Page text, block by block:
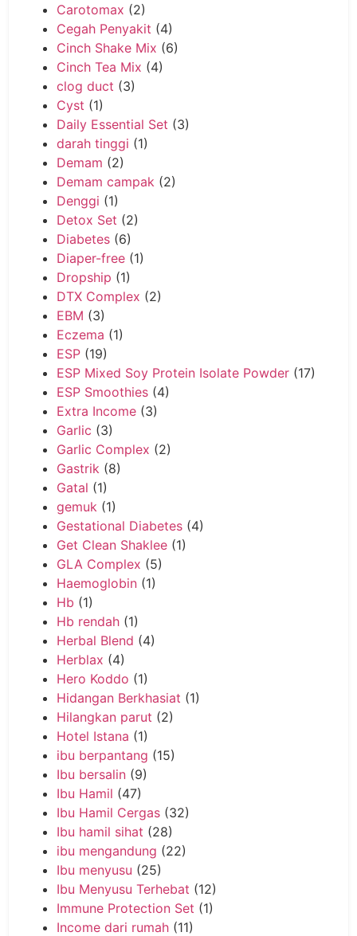
Carotomax (2)
Cegah Penyakit (4)
Cinch Shake Mix (6)
Cinch Tea Mix (4)
clog duct (3)
Cyst (1)
Daily Essential Set (3)
darah tinggi (1)
Demam (2)
Demam campak (2)
Denggi (1)
Detox Set (2)
Diabetes (6)
Diaper-free (1)
Dropship (1)
DTX Complex (2)
EBM (3)
Eczema (1)
ESP (19)
ESP Mixed Soy Protein Isolate Powder (17)
ESP Smoothies (4)
Extra Income (3)
Garlic (3)
Garlic Complex (2)
Gastrik (8)
Gatal (1)
gemuk (1)
Gestational Diabetes (4)
Get Clean Shaklee (1)
GLA Complex (5)
Haemoglobin (1)
Hb (1)
Hb rendah (1)
Herbal Blend (4)
Herblax (4)
Hero Koddo (1)
Hidangan Berkhasiat (1)
Hilangkan parut (2)
Hotel Istana (1)
ibu berpantang (15)
Ibu bersalin (9)
Ibu Hamil (47)
Ibu Hamil Cergas (32)
Ibu hamil sihat (28)
ibu mengandung (22)
Ibu menyusu (25)
Ibu Menyusu Terhebat (12)
Immune Protection Set (1)
Income dari rumah (11)